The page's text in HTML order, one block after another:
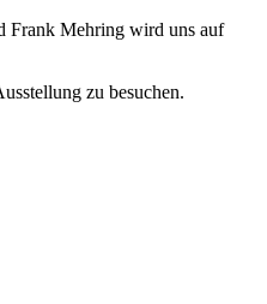
Frank Mehring wird uns auf
zu besuchen.